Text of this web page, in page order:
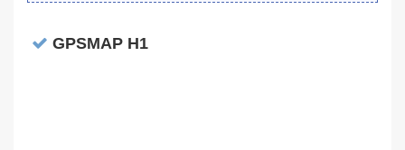
GPSMAP H1